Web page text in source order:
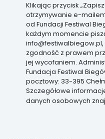
Klikając przycisk
otrzymywanie e-
od Fundacji Festiwal
każdym momencie
zgodność z prawem
jej wycofaniem.
Fundacja Festiwal
pocztowy: 33-395
Szczegółowe
danych osobowych